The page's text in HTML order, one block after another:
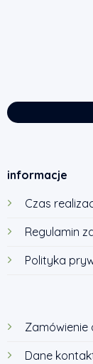
informacje
Czas
Regulamin
Polityka
Dane